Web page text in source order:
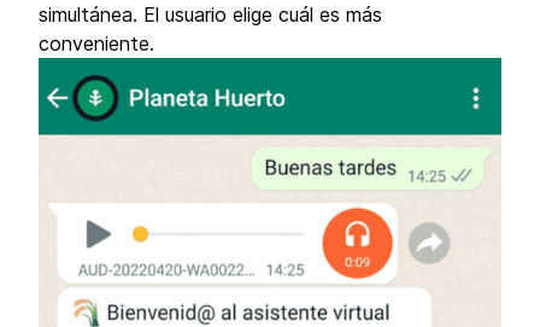
simultánea. El usuario elige cuál es más
conveniente.